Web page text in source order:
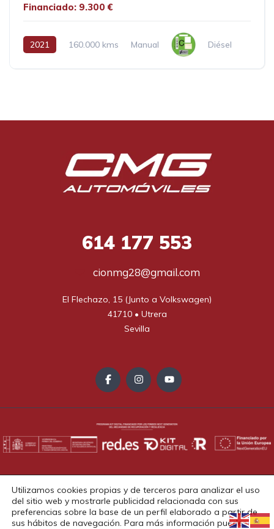
Financiado: 9.300 €
2021 160.000 kms Manual Diésel
614 177 553
cionmg28@gmail.com
El Flechazo, 15 (Junto a Volkswagen)
41710 • Utrera
Sevilla
Accesibilidad
Copyright © 2025. Todos los derechos reservados.
Utilizamos cookies propias y de terceros para analizar el uso
del sitio web y mostrarle publicidad relacionada con sus
preferencias sobre la base de un perfil elaborado a partir de
sus hábitos de navegación. Para más información puedes